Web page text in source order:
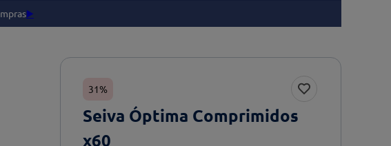
▶️
31%
Seiva Óptima Comprimidos
x60